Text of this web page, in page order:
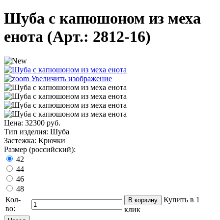
Шуба с капюшоном из меха
енота (Арт.: 2812-16)
Увеличить изображение
Цена: 32300 руб.
Тип изделия: Шуба
Застежка: Крючки
Размер (российский):
42
44
46
48
Кол-
во:
Купить в 1
клик